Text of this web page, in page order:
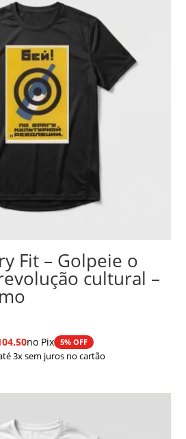
Fit – Golpeie o
cultural –
no Pix 5% OFF
3x sem juros no cartão